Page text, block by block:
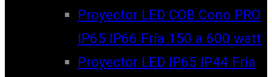
Proyector LED COB Cono PRO
IP65 IP66 Fría 150 a 600 watt
Proyector LED IP65 IP44 Fría